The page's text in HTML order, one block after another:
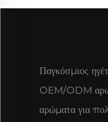
Παγκόσμιος
OEM/ODM
αρώματα για